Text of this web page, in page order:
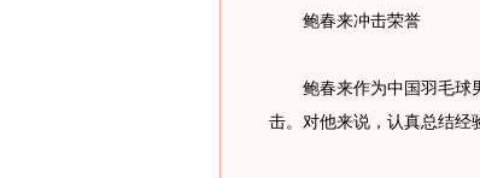
鲍春来冲击荣誉
鲍春来作为中国羽毛球男
击。对他来说，认真总结经